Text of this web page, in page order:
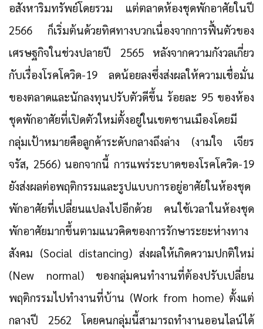
อสังหาริมทรัพย์โดยรวม แต่ตลาดห้องชุดพักอาศัยในปี
2566 ก็เริ่มต้นด้วยทิศทางบวกเนื่องจากการฟื้นตัวของ
เศรษฐกิจในช่วงปลายปี 2565 หลังจากความกังวลเกี่ยว
กับเรื่องโรคโควิด-19 ลดน้อยลงซึ่งส่งผลให้ความเชื่อมั่น
ของตลาดและนักลงทุนปรับตัวดีขึ้น ร้อยละ 95 ของห้อง
ชุดพักอาศัยที่เปิดตัวใหม่ตั้งอยู่ในเขตชานเมืองโดยมี
กลุ่มเป้าหมายคือลูกค้าระดับกลางถึงล่าง (งามใจ เจียร
จรัส, 2566) นอกจากนี้ การแพร่ระบาดของโรคโควิด-19
ยังส่งผลต่อพฤติกรรมและรูปแบบการอยู่อาศัยในห้องชุด
พักอาศัยที่เปลี่ยนแปลงไปอีกด้วย คนใช้เวลาในห้องชุด
พักอาศัยมากขึ้นตามแนวคิดของการรักษาระยะห่างทาง
สังคม (Social distancing) ส่งผลให้เกิดความปกติใหม่
(New normal) ของกลุ่มคนทำงานที่ต้องปรับเปลี่ยน
พฤติกรรมไปทำงานที่บ้าน (Work from home) ตั้งแต่
กลางปี 2562 โดยคนกลุ่มนี้สามารถทำงานออนไลน์ได้